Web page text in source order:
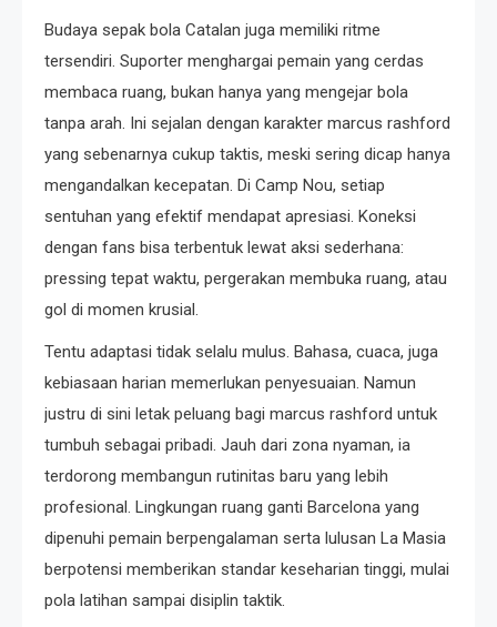
Budaya sepak bola Catalan juga memiliki ritme
tersendiri. Suporter menghargai pemain yang cerdas
membaca ruang, bukan hanya yang mengejar bola
tanpa arah. Ini sejalan dengan karakter marcus rashford
yang sebenarnya cukup taktis, meski sering dicap hanya
mengandalkan kecepatan. Di Camp Nou, setiap
sentuhan yang efektif mendapat apresiasi. Koneksi
dengan fans bisa terbentuk lewat aksi sederhana:
pressing tepat waktu, pergerakan membuka ruang, atau
gol di momen krusial.
Tentu adaptasi tidak selalu mulus. Bahasa, cuaca, juga
kebiasaan harian memerlukan penyesuaian. Namun
justru di sini letak peluang bagi marcus rashford untuk
tumbuh sebagai pribadi. Jauh dari zona nyaman, ia
terdorong membangun rutinitas baru yang lebih
profesional. Lingkungan ruang ganti Barcelona yang
dipenuhi pemain berpengalaman serta lulusan La Masia
berpotensi memberikan standar keseharian tinggi, mulai
pola latihan sampai disiplin taktik.